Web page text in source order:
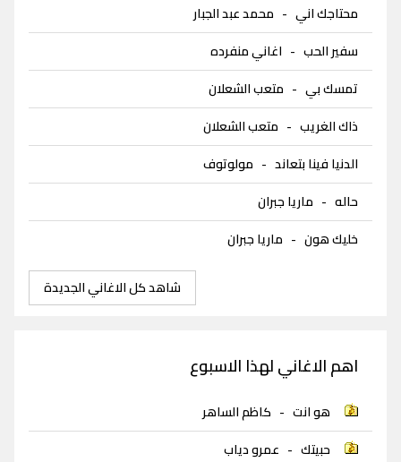
محتاجك اني - محمد عبد الجبار
سفير الحب - اغاني منفرده
تمسك بي - متعب الشعلان
ذاك الغريب - متعب الشعلان
الدنيا فينا بتعاند - مولوتوف
حاله - ماريا جبران
خليك هون - ماريا جبران
شاهد كل الاغاني الجديدة
اهم الاغاني لهذا الاسبوع
هو انت - كاظم الساهر
حبيتك - عمرو دياب